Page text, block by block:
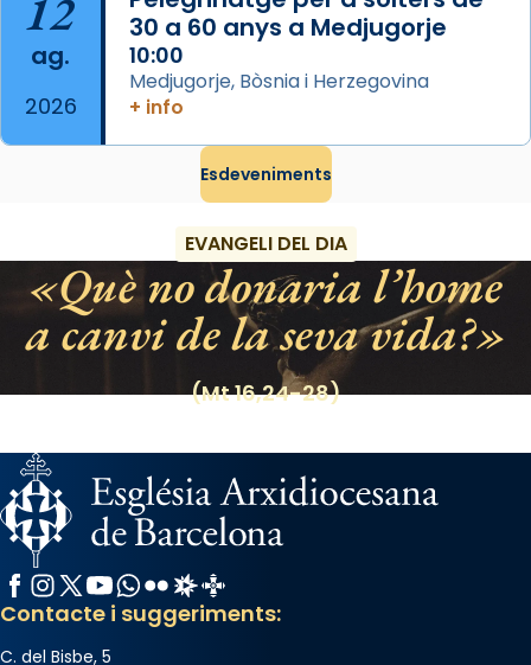
Espanya.
El seu sepulcre a Compostela fou un gran
centre de peregrinacions medievals de tot
«A Raïms de Sant Jaume, raïms aigualits;
raïms de setembre te'n llepes els dits»,
segons una dita popular.
Photo
View on Facebook Share
12
ag.
2026
30 a 60 anys a Medjugorje
10:00
Medjugorje, Bòsnia i Herzegovina
+ info
Esdeveniments
EVANGELI DEL DIA
Què no donaria l’home
a canvi de la seva vida?
(Mt 16,24-28)
Facebook
Instagram
X / Twitter
YouTube
WhatsApp
FlickrRadio Estel
Catalunya Cristiana
Contacte i suggeriments:
C. del Bisbe, 5